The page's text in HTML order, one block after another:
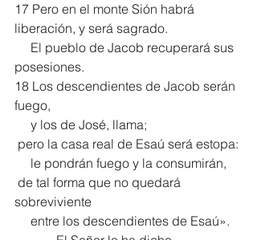
17 Pero en el monte Sión habrá
liberación, y será sagrado.
posesiones.
18 Los descendientes de Jacob serán
fuego,
     y los de José, llama;
pero la casa real de Esaú será estopa:
     le pondrán fuego y la consumirán,
sobreviviente
     entre los descendientes de Esaú».